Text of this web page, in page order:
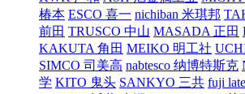
椿本 ESCO 喜一 nichiban 米琪邦
前田 TRUSCO 中山 MASADA 正田
KAKUTA 角田 MEIKO 明工社
SIMCO 司美高 nabtesco 纳博特斯克
学 KITO 鬼头 SANKYO 三共 fuji